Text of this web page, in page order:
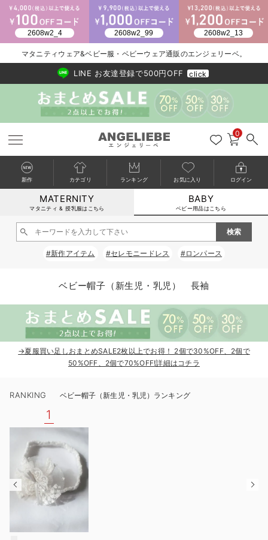
新生児服全て
ベビー服全て
ロンパース・カバーオール
ベビー ブルマ
ベビー スカート
ベビー アウター
ベビー セットアップ
スタイ・よだれかけ（新生児・ベビー）
ベビー帽子（新生児・乳児）
新生児スリーパー・ベビーパジャマ
シーズンアイテム全て
ベビー・新生児 寝具全て
ベビーベッド・布団 （ベビー・新生児）
ベビー 雑貨全て
ベビーチェア（ハイローチェア）・ベビーラック
ベビー 雑貨 小物
ベビー安全グッズ
メモリアルグッズ
授乳・調乳・お食事
哺乳瓶
赤ちゃん 洗剤・洗濯用品・お掃除
赤ちゃん お風呂・ベビースキンケア
お出かけグッズ全て
ベビー｜季節の特集全て
猛暑からベビーを守るひんやりグッズ
ベビーの動物なりきり特集
ベビー 夏のお役立ちグッズ特集
袴ロンパース特集
アウトレット全て
【アウトレット】ワンピース
【アウトレット】パジャマ
【アウトレット】インナー
特集全て
抗菌防臭加工
コットン素材
冷房対策
Tシャツブラ
ブラトップ
親子セット
快適機能ウェア特集 トップス
快適機能ウェア特集 ボトムス
再入荷全て
再入荷｜インナー
戻る
送料無料アイテム全て
ワンピース
スカート
パジャマ
戻る
ブラキャミ おまとめ
戻る
【37周年祭セール】
【37周年祭セール】
戻る
気温差別オススメア
【15℃】3月下旬～
戻る
動きやすく着回しで
戻る
強撚スムース(コスパ
戻る
マタニティウェア
【おまとめ割】パジ
戻る
こだわりの履き心地
カジュアル
オフィス
戻る
ジャケット派
きれいめ美脚パンツ派
ツィード派
戻る
出産準備応援割全て
マタニティパジャマ
戻る
【オフィスカジュア
戻る
レギンスタイプ
戻る
【フォーマル】ワン
戻る
【ベビー】長袖
戻る
ハンカチ
短肌着
セット
戻る
快適ウェア10%OFF
快適ウェア10%OFF
戻る
春のマタニティワン
セットアップ・ レイ
ジャンパースカート/
ワーク・オフィス
戻る
Gift Selection 出産
〜3,000円（税込）
10,001円（税込）〜
女の子におススメの
戻る
冬の冷え対策インナ
薄くてあったか
保温&リカバリー
レギンス・タイツ
戻る
入院準備の持ち物チ
入院してすぐ使うグ
戻る
冬のあったか特集全て
【冬のあったか特集
【冬のあったか特集
マタニティウェア&ベビー服・ベビーウェア通販のエンジェリーベ。
2026/NewArrival
送料495円(一部地域を除く) 7,700円以上で送料無料
LINE お友達登録で500円OFF click
0
新作 カテゴリ ランキング お気に入り ログイン
MATERNITY
マタニティ & 授乳服はこちら
BABY
ベビー用品はこちら
#新作アイテム #セレモニードレス #ロンパース
ベビー帽子（新生児・乳児） 長袖
→夏服買い足しおまとめSALE2枚以上でお得！ 2個で30%OFF、2個で
50%OFF、2個で70%OFF!詳細はコチラ
RANKING ベビー帽子（新生児・乳児）ランキング
1
カートに入れる
閉じる